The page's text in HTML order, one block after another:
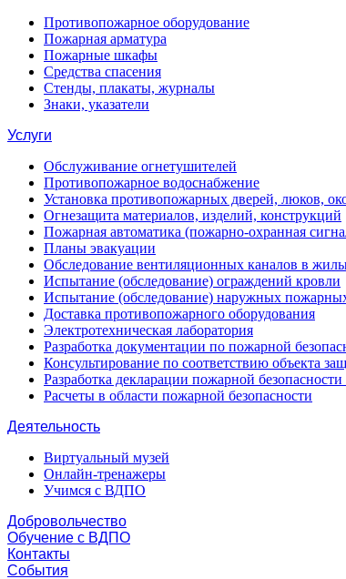
Противопожарное оборудование
Пожарная арматура
Пожарные шкафы
Средства спасения
Стенды, плакаты, журналы
Знаки, указатели
Услуги
Обслуживание огнетушителей
Противопожарное водоснабжение
Установка противопожарных дверей, люков,
Огнезащита материалов, изделий, конструкций
Пожарная автоматика (пожарно-охранная
Планы эвакуации
Обследование вентиляционных каналов в
Испытание (обследование) ограждений кровли
Испытание (обследование) наружных
Доставка противопожарного оборудования
Электротехническая лаборатория
Разработка документации по пожарной
Консультирование по соответствию объекта
Разработка декларации пожарной
Расчеты в области пожарной безопасности
Деятельность
Виртуальный музей
Онлайн-тренажеры
Учимся с ВДПО
Добровольчество
Обучение с ВДПО
Контакты
События